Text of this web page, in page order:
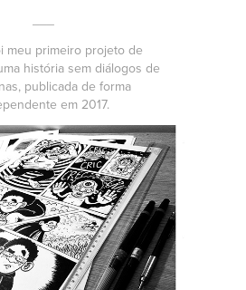
meu primeiro projeto de
história sem diálogos de
publicada de forma
em 2017.